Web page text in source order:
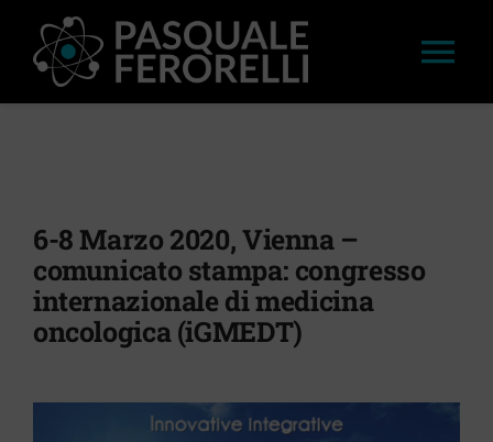
contenuto
APPROFONDIMENTI
CONVEGNI E WORKSHOP
6-8 Marzo 2020, Vienna –
comunicato stampa: congresso
internazionale di medicina
oncologica (iGMEDT)